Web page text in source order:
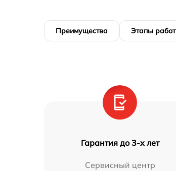
Преимущества Этапы работ
Гарантия до 3-х лет
Сервисный центр